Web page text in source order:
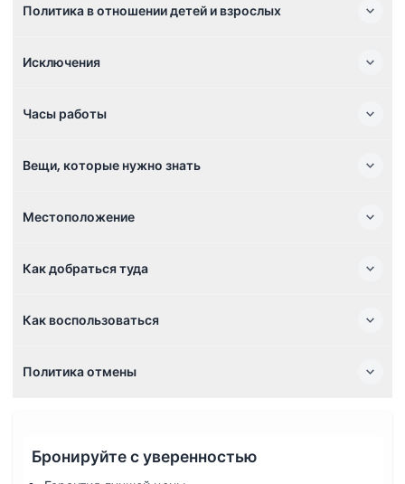
Политика в отношении детей и взрослых
Исключения
Часы работы
Вещи, которые нужно знать
Местоположение
Как добраться туда
Как воспользоваться
Политика отмены
Бронируйте с уверенностью